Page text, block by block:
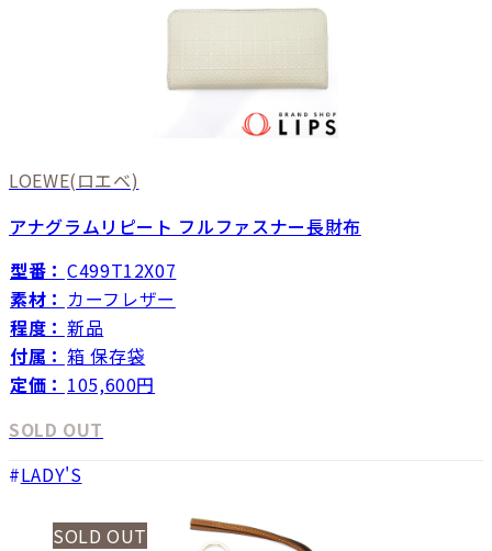
LOEWE(ロエベ)
アナグラムリピート フルファスナー長財布
型番： C499T12X07
素材： カーフレザー
程度： 新品
付属： 箱 保存袋
定価： 105,600円
SOLD OUT
LADY'S
SOLD OUT